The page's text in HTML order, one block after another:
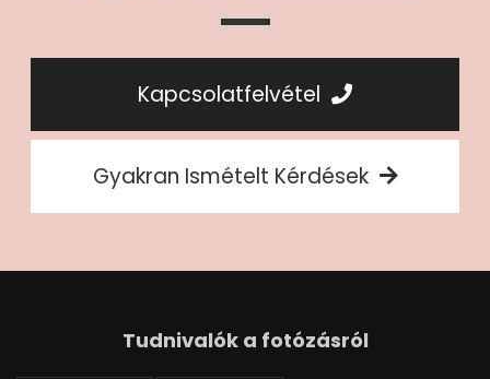
Kapcsolatfelvétel
Gyakran Ismételt Kérdések
Tudnivalók a fotózásról